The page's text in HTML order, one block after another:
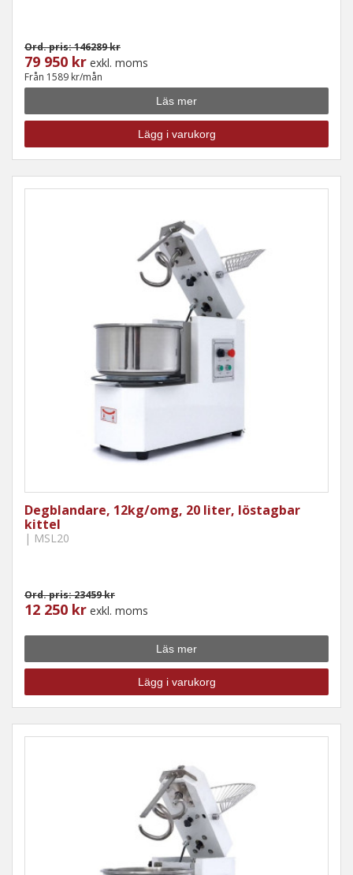
Ord. pris: 146289 kr
79 950 kr exkl. moms
Från 1589 kr/mån
Läs mer
Lägg i varukorg
Degblandare, 12kg/omg, 20 liter, löstagbar
kittel
| MSL20
Ord. pris: 23459 kr
12 250 kr exkl. moms
Läs mer
Lägg i varukorg